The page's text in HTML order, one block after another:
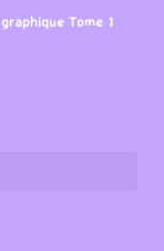
Tome 1